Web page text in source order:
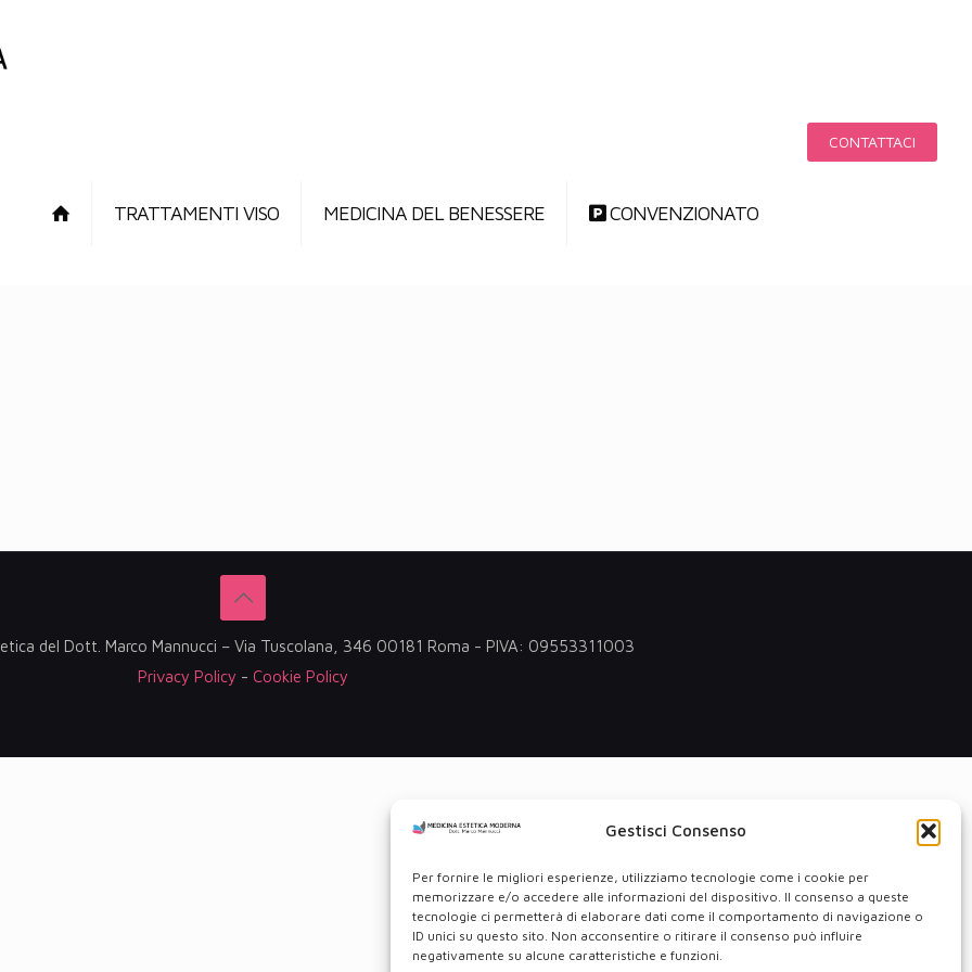
Gestisci Consenso
Per fornire le migliori esperienze, utilizziamo tecnologie come i cookie per
memorizzare e/o accedere alle informazioni del dispositivo. Il consenso a queste
tecnologie ci permetterà di elaborare dati come il comportamento di navigazione o
ID unici su questo sito. Non acconsentire o ritirare il consenso può influire
negativamente su alcune caratteristiche e funzioni.
TRATTAMENTI VISO MEDICINA DEL BENESSERE CONVENZIONATO
CONTATTACI
del Dott. Marco Mannucci – Via Tuscolana, 346 00181 Roma - PIVA: 09553311003
Privacy Policy - Cookie Policy